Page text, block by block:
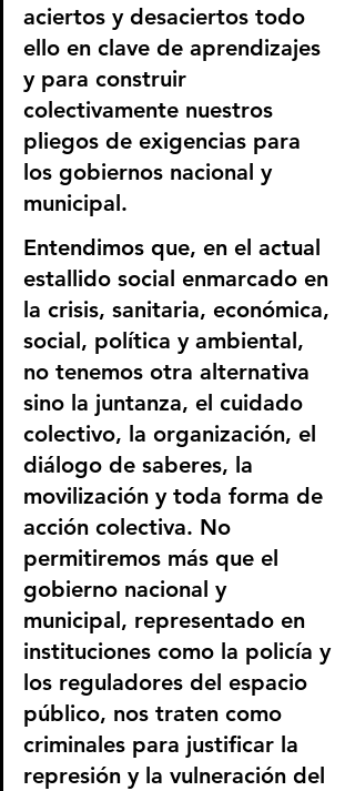
aciertos y desaciertos todo
ello en clave de aprendizajes
y para construir
colectivamente nuestros
pliegos de exigencias para
los gobiernos nacional y
municipal.
Entendimos que, en el actual
estallido social enmarcado en
la crisis, sanitaria, económica,
social, política y ambiental,
no tenemos otra alternativa
sino la juntanza, el cuidado
colectivo, la organización, el
diálogo de saberes, la
movilización y toda forma de
acción colectiva. No
permitiremos más que el
gobierno nacional y
municipal, representado en
instituciones como la policía y
los reguladores del espacio
público, nos traten como
criminales para justificar la
represión y la vulneración del